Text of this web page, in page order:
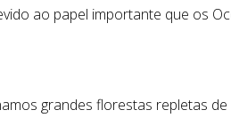
ao papel importante que os
mos grandes florestas repletas